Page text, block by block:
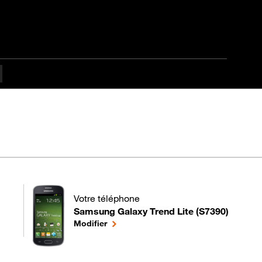
Votre téléphone
Samsung Galaxy Trend Lite (S7390)
pour votre Samsung Galaxy Trend Lite (S7390)
Modifierle téléphone sélectionné